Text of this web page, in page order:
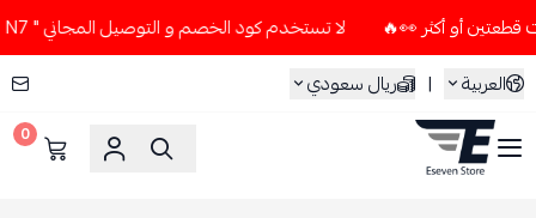
لا تستخدم كود الخصم و التوصيل المجاني " N7 " إلا إذا طلبت قطعتين أو أكثر 👀🔥
العربية
| ريال سعودي
ESEVEN STORE
0